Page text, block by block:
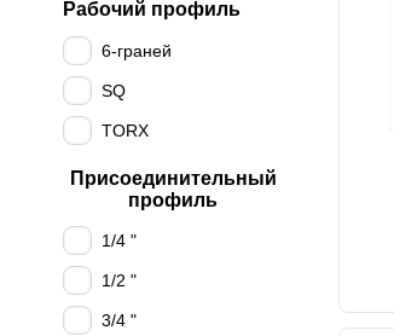
Рабочий профиль
6-граней
SQ
TORX
Присоединительный
профиль
1/4 "
1/2 "
3/4 "